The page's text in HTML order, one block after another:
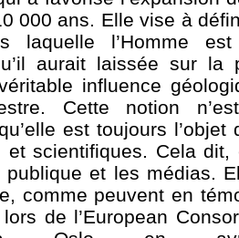
000 ans. Elle vise à
laquelle l’Homme
aurait laissée sur la
influence
Cette notion
est toujours
et scientifiques. Cela
publique et les médias.
comme peuvent en
de l’European